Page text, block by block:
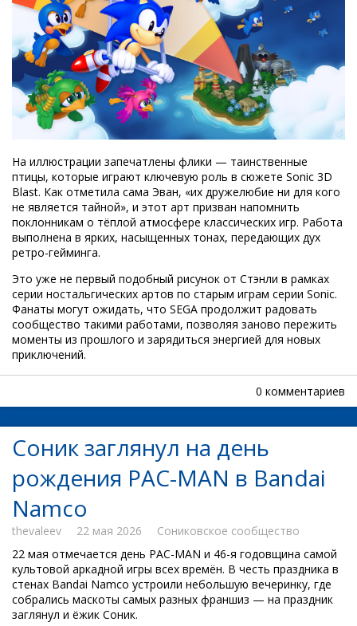
На иллюстрации запечатлены флики — таинственные
птицы, которые играют ключевую роль в сюжете Sonic 3D
Blast. Как отметила сама Эван, «их дружелюбие ни для кого
не является тайной», и этот арт призван напомнить
поклонникам о тёплой атмосфере классических игр. Работа
выполнена в ярких, насыщенных тонах, передающих дух
ретро-гейминга.
Это уже не первый подобный рисунок от Стэнли в рамках
серии ностальгических артов по старым играм серии Sonic.
Фанаты могут ожидать, что SEGA продолжит радовать
сообщество такими работами, позволяя заново пережить
моменты из прошлого и зарядиться энергией для новых
приключений.
0 комментариев
Соник заглянул на день
рождения PAC-MAN в Bandai
Namco
thevaleev 22 мая 2026
Сониковское сообщество
22 мая отмечается день PAC-MAN и 46-я годовщина самой
культовой аркадной игры всех времён. В честь праздника в
стенах Bandai Namco устроили небольшую вечеринку, где
собрались маскоты самых разных франшиз — на праздник
заглянул и ёжик Соник.